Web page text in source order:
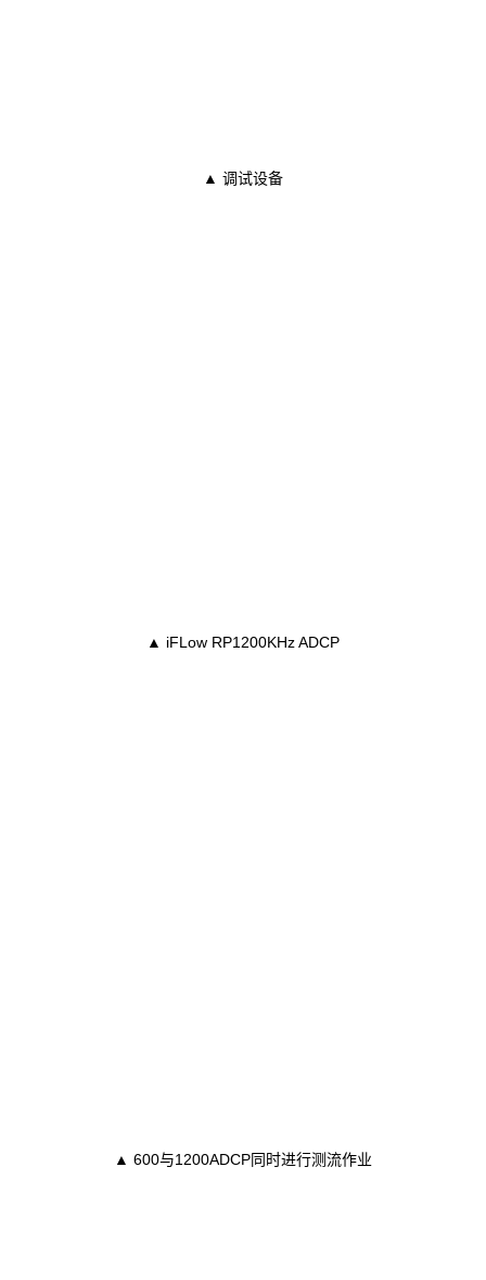
▲ 调试设备
▲ iFLow RP1200KHz ADCP
▲ 600与1200ADCP同时进行测流作业